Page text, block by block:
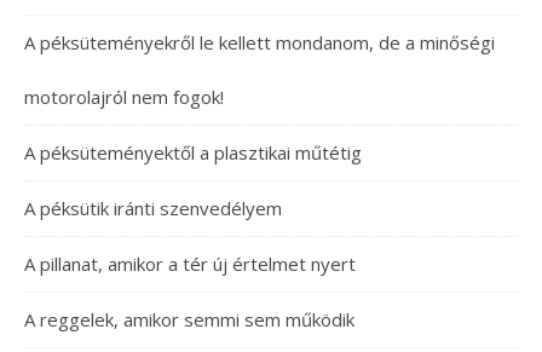
A péksüteményekről le kellett mondanom, de a minőségi
motorolajról nem fogok!
A péksüteményektől a plasztikai műtétig
A péksütik iránti szenvedélyem
A pillanat, amikor a tér új értelmet nyert
A reggelek, amikor semmi sem működik